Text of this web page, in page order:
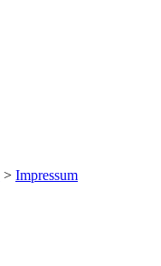
> Impressum